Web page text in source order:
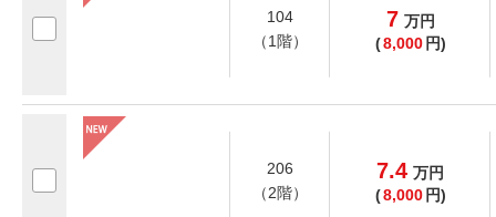
104
（1階）
7 万円
(8,000 円)
206
（2階）
7.4 万円
(8,000 円)